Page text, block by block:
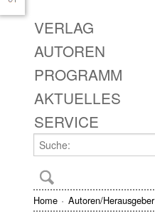
VERLAG
AUTOREN
PROGRAMM
AKTUELLES
SERVICE
Home Autoren/Herausgeber